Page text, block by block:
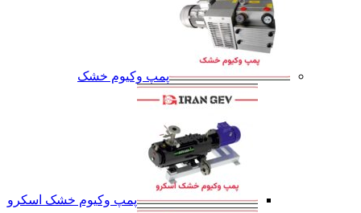
پمپ وکیوم خشک
پمپ وکیوم خشک اسکرو